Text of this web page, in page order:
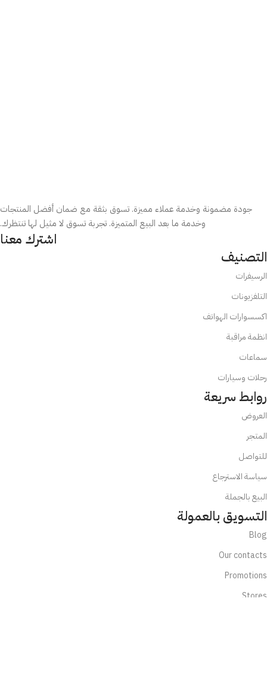
جودة مضمونة وخدمة عملاء مميزة. تسوق بثقة مع ضمان أفضل المنتجات
وخدمة ما بعد البيع المتميزة. تجربة تسوق لا مثيل لها تنتظرك.
اشترك معنا
التصنيف
الرسيفرات
التلفزيونات
اكسسوارات الهواتف
انظمة مراقبة
سماعات
رحلات وسيارات
روابط سريعة
العروض
المتجر
للتواصل
سياسة الاسترجاع
البيع بالجملة
التسويق بالعمولة
Blog
Our contacts
Promotions
Stores